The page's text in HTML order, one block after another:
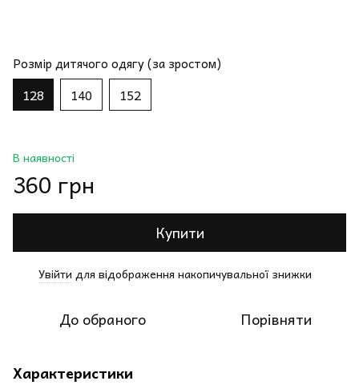
Розмір дитячого одягу (за зростом)
128 140 152
В наявності
360 грн
Купити
Увійти для відображення накопичувальної знижки
До обраного Порівняти
Характеристики